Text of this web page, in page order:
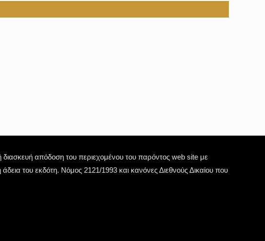
απόδοση του περιεχομένου του παρόντος web site με
του εκδότη. Νόμος 2121/1993 και κανόνες Διεθνούς Δικαίου που